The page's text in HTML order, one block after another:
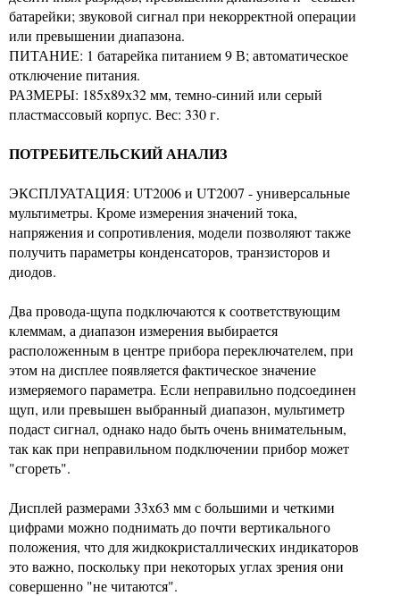
батарейки; звуковой сигнал при некорректной операции
или превышении диапазона.
ПИТАНИЕ: 1 батарейка питанием 9 В; автоматическое
отключение питания.
РАЗМЕРЫ: 185х89х32 мм, темно-синий или серый
пластмассовый корпус. Вес: 330 г.
ПОТРЕБИТЕЛЬСКИЙ АНАЛИЗ
ЭКСПЛУАТАЦИЯ: UT2006 и UT2007 - универсальные
мультиметры. Кроме измерения значений тока,
напряжения и сопротивления, модели позволяют также
получить параметры конденсаторов, транзисторов и
диодов.
Два провода-щупа подключаются к соответствующим
клеммам, а диапазон измерения выбирается
расположенным в центре прибора переключателем, при
этом на дисплее появляется фактическое значение
измеряемого параметра. Если неправильно подсоединен
щуп, или превышен выбранный диапазон, мультиметр
подаст сигнал, однако надо быть очень внимательным,
так как при неправильном подключении прибор может
"сгореть".
Дисплей размерами 33х63 мм с большими и четкими
цифрами можно поднимать до почти вертикального
положения, что для жидкокристаллических индикаторов
это важно, поскольку при некоторых углах зрения они
совершенно "не читаются".